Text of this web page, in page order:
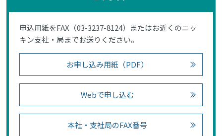
申込用紙をFAX（03-3237-8124）またはお近くのニッ
キン支社・局までお送りください。
お申し込み用紙（PDF）
Webで申し込む
本社・支社局のFAX番号